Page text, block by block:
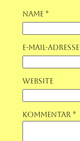
Name *
E-Mail-Adresse
Website
Kommentar *